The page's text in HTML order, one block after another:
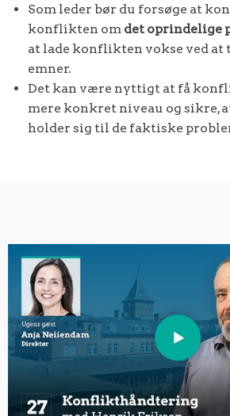
Som leder bør du forsøge at
konflikten om det oprindelige
at lade konflikten vokse ved
emner.
Det kan være nyttigt at få
mere konkret niveau og sikre,
holder sig til de faktiske